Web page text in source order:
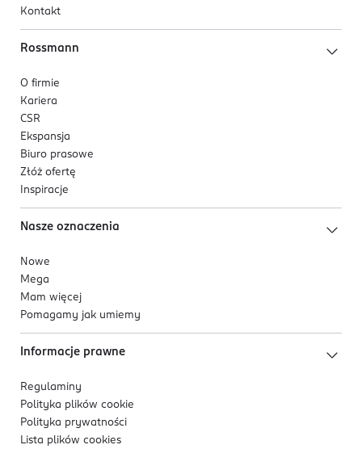
Kontakt
Rossmann
O firmie
Kariera
CSR
Ekspansja
Biuro prasowe
Złóż ofertę
Inspiracje
Nasze oznaczenia
Nowe
Mega
Mam więcej
Pomagamy jak umiemy
Informacje prawne
Regulaminy
Polityka plików cookie
Polityka prywatności
Lista plików cookies